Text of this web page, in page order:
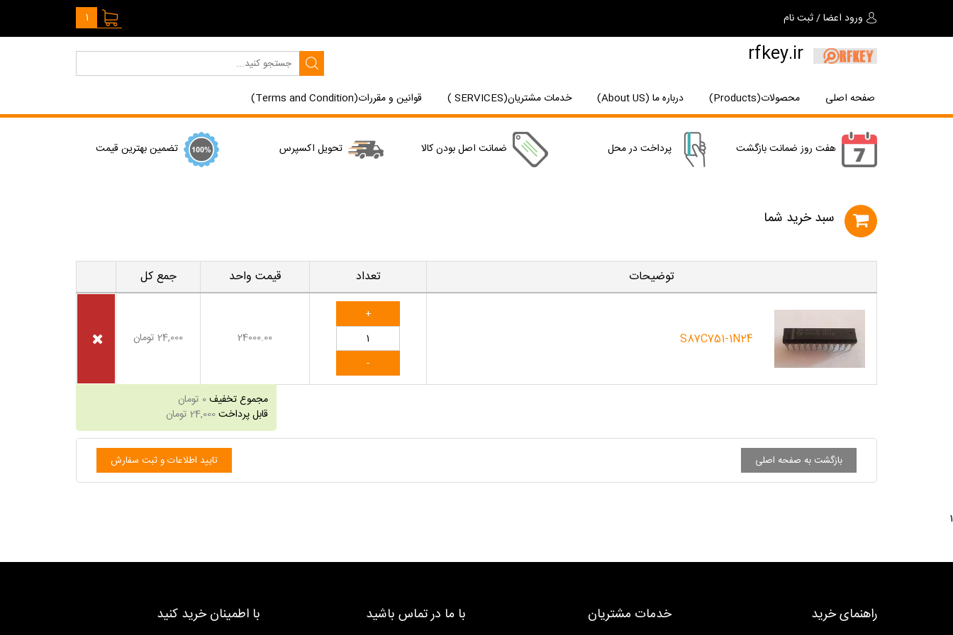
ورود اعضا/ثبت نام 1
rfkey.ir
صفحه اصلی محصولات(Products) درباره ما (About US) خدمات مشتریان(SERVICES ) قوانین و مقررات(Terms and Condition)
هفت روز ضمانت بازگشت پرداخت در محل ضمانت اصل بودن کالا تحویل اکسپرس تضمین بهترین قیمت
سبد خريد شما
توضیحات تعداد قیمت واحد جمع کل
S87C751-1N24
24000.00
24,000 تومان
مجموع تخفیف0 تومان
قابل پرداخت24,000 تومان
1
راهنمای خرید خدمات مشتریان با ما در تماس باشید با اطمینان خرید کنید